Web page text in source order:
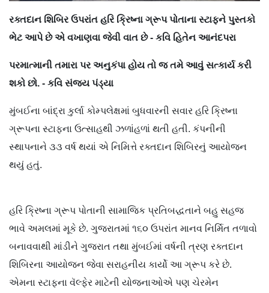
રક્તદાન શિબિર ઉપરાંત હરિ ક્રિષ્ના ગ્રૂપ પોતાના સ્ટાફને પુસ્તકો
ભેટ આપે છે એ વખાણવા જેવી વાત છે - કવિ હિતેન આનંદપરા
પરમાત્માની તમારા પર અનુકંપા હોય તો જ તમે આવું સત્કાર્ય કરી
શકો છો. - કવિ સંજય પંડ્યા
મુંબઈના બાંદ્રા કુર્લા કોમ્પલેક્ષમાં બુધવારની સવાર હરિ ક્રિષ્ના
ગ્રૂપના સ્ટાફના ઉત્સાહથી ઝળાંહળાં થતી હતી. કંપનીની
સ્થાપનાને ૩૩ વર્ષ થયાં એ નિમિત્તે રક્તદાન શિબિરનું આયોજન
થયું હતું.
હરિ ક્રિષ્ના ગ્રૂપ પોતાની સામાજિક પ્રતિબદ્ધતાને બહુ સહજ
ભાવે અમલમાં મૂકે છે. ગુજરાતમાં ૧૬૦ ઉપરાંત માનવ નિર્મિત તળાવો
બનાવવાથી માંડીને ગુજરાત તથા મુંબઈમાં વર્ષની ત્રણ રક્તદાન
શિબિરના આયોજન જેવા સરાહનીય કાર્યો આ ગ્રૂપ કરે છે.
એમના સ્ટાફના વૅલ્ફેર માટેની યોજનાઓએ પણ ચેરમેન